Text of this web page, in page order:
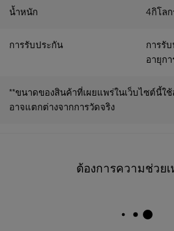
น้ำหนัก 4กิโล
การรับประกัน
การรั
อายุก
**ขนาดของสินค้าที่เผยแพร่ในเว็บไซต์นี้ใช้
อาจแตกต่างจากการวัดจริง
ต้องการความช่วยเ